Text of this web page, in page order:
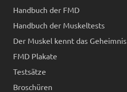
Handbuch der FMD
Handbuch der Muskeltests
Der Muskel kennt das Geheimnis
FMD Plakate
Testsätze
Broschüren